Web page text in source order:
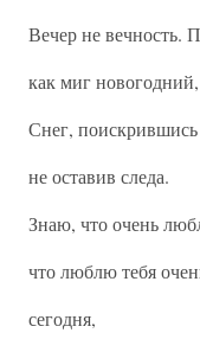
Вечер не вечность.
как миг новогодний,
Снег,
не оставив следа.
Знаю, что очень
что люблю тебя
сегодня,